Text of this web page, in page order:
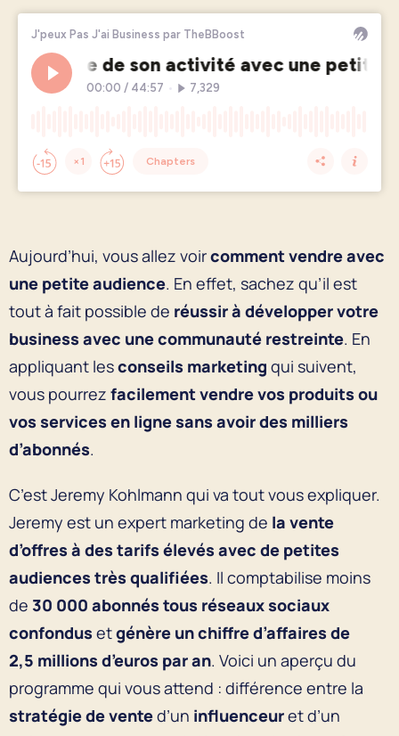
Aujourd’hui, vous allez voircomment vendre avec
une petite audience. En effet, sachez qu’il est
tout à fait possible de réussir à développer votre
business avec une communauté restreinte. En
appliquant lesconseils marketing qui suivent,
vous pourrez facilement vendre vos produits ou
vos services en ligne sans avoir des milliers
d’abonnés.
C’est Jeremy Kohlmann qui va tout vous expliquer.
Jeremy est un expert marketing de la vente
d’offres à des tarifs élevés avec de petites
audiences très qualifiées. Il comptabilise moins
de 30 000 abonnés tous réseaux sociaux
confondus etgénère un chiffre d’affaires de
2,5 millions d’euros par an. Voici un aperçu du
programme qui vous attend : différence entre la
stratégie de vented’un influenceuret d’un